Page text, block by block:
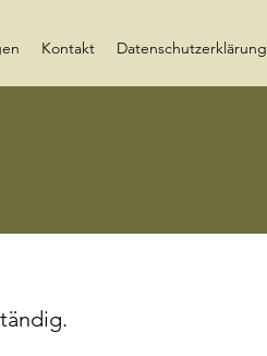
Kontakt Datenschutzerklärung